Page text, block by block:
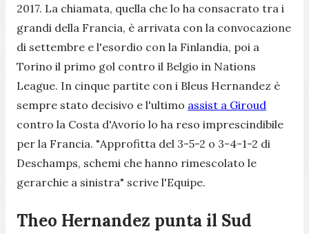
2017. La chiamata, quella che lo ha consacrato tra i
grandi della Francia, è arrivata con la convocazione
di settembre e l'esordio con la Finlandia, poi a
Torino il primo gol contro il Belgio in Nations
League. In cinque partite con i Bleus Hernandez è
sempre stato decisivo e l'ultimo assist a Giroud
contro la Costa d'Avorio lo ha reso imprescindibile
per la Francia. "Approfitta del 3-5-2 o 3-4-1-2 di
Deschamps, schemi che hanno rimescolato le
gerarchie a sinistra" scrive l'Equipe.
Theo Hernandez punta il Sud